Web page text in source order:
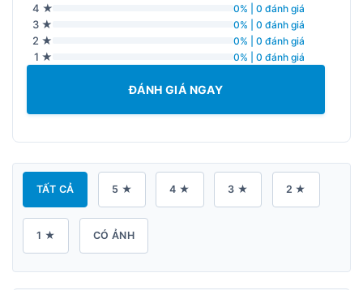
4 ★ 0% | 0 đánh giá
3 ★ 0% | 0 đánh giá
2 ★ 0% | 0 đánh giá
1 ★ 0% | 0 đánh giá
ĐÁNH GIÁ NGAY
TẤT CẢ 5 ★ 4 ★ 3 ★ 2 ★
1 ★ CÓ ẢNH